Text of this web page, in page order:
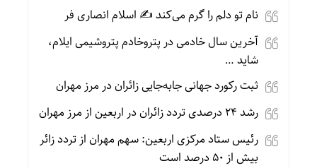
نام تو دلم را گرم می‌کند ✍️ اسلام انصاری فر
آخرین سال خادمی در پتروخادم پتروشیمی ایلام،
شاید …
ثبت رکورد جهانی جابه‌جایی زائران در مرز مهران
رشد ۲۴ درصدی تردد زائران در اربعین از مرز مهران
رئیس ستاد مرکزی اربعین: سهم مهران از تردد زائر
بیش از ۵۰ درصد است